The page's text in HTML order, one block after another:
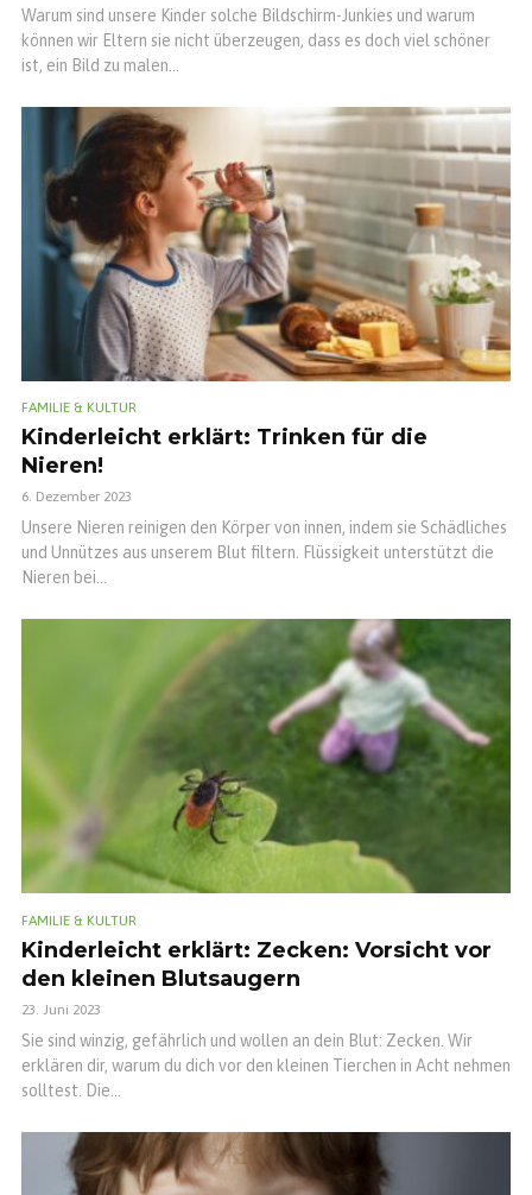
Warum sind unsere Kinder solche Bildschirm-Junkies und warum
können wir Eltern sie nicht überzeugen, dass es doch viel schöner
ist, ein Bild zu malen...
FAMILIE & KULTUR
Kinderleicht erklärt: Trinken für die
Nieren!
6. Dezember 2023
Unsere Nieren reinigen den Körper von innen, indem sie Schädliches
und Unnützes aus unserem Blut filtern. Flüssigkeit unterstützt die
Nieren bei...
FAMILIE & KULTUR
Kinderleicht erklärt: Zecken: Vorsicht vor
den kleinen Blutsaugern
23. Juni 2023
Sie sind winzig, gefährlich und wollen an dein Blut: Zecken. Wir
erklären dir, warum du dich vor den kleinen Tierchen in Acht nehmen
solltest. Die...